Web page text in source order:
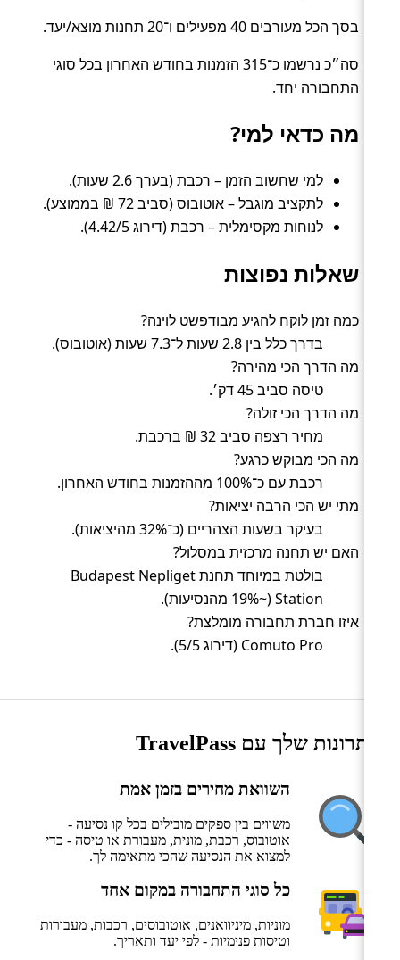
בסך הכל מעורבים 40 מפעילים ו־20 תחנות מוצא/יעד.
סה״כ נרשמו כ־315 הזמנות בחודש האחרון בכל סוגי
התחבורה יחד.
מה כדאי למי?
למי שחשוב הזמן – רכבת (בערך 2.6 שעות).
לתקציב מוגבל – אוטובוס (סביב 72 ₪ בממוצע).
לנוחות מקסימלית – רכבת (דירוג 4.42/5).
שאלות נפוצות
כמה זמן לוקח להגיע מבודפשט לוינה?
בדרך כלל בין 2.8 שעות ל־7.3 שעות (אוטובוס).
מה הדרך הכי מהירה?
טיסה סביב 45 דק׳.
מה הדרך הכי זולה?
מחיר רצפה סביב 32 ₪ ברכבת.
מה הכי מבוקש כרגע?
רכבת עם כ־100% מההזמנות בחודש האחרון.
מתי יש הכי הרבה יציאות?
בעיקר בשעות הצהריים (כ־32% מהיציאות).
האם יש תחנה מרכזית במסלול?
בולטת במיוחד תחנת Budapest Nepliget
Station (~19% מהנסיעות).
איזו חברת תחבורה מומלצת?
Comuto Pro (דירוג 5/5).
היתרונות שלך עם TravelPass
השוואת מחירים בזמן אמת
משווים בין ספקים מובילים בכל קו נסיעה -
אוטובוס, רכבת, מונית, מעבורת או טיסה - כדי
למצוא את הנסיעה שהכי מתאימה לך.
כל סוגי התחבורה במקום אחד
מוניות, מיניוואנים, אוטובוסים, רכבות, מעבורות
וטיסות פנימיות - לפי יעד ותאריך.